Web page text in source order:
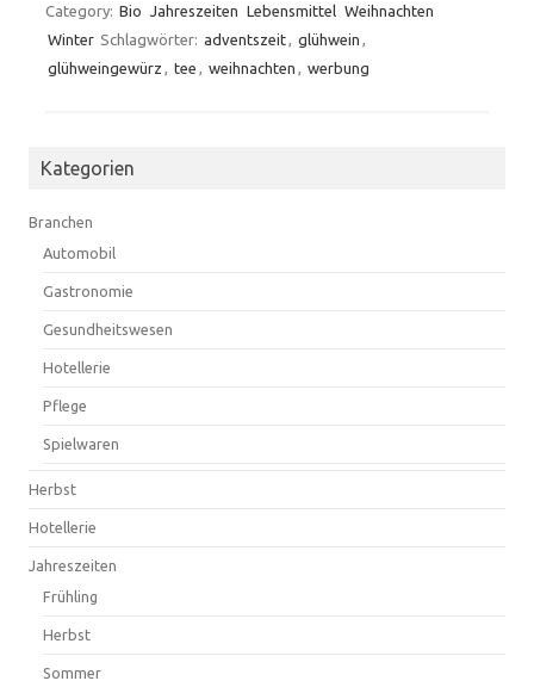
Category: Bio Jahreszeiten Lebensmittel Weihnachten
Winter Schlagwörter: adventszeit, glühwein ,
glühweingewürz , tee , weihnachten , werbung
Kategorien
Branchen
Automobil
Gastronomie
Gesundheitswesen
Hotellerie
Pflege
Spielwaren
Herbst
Hotellerie
Jahreszeiten
Frühling
Herbst
Sommer